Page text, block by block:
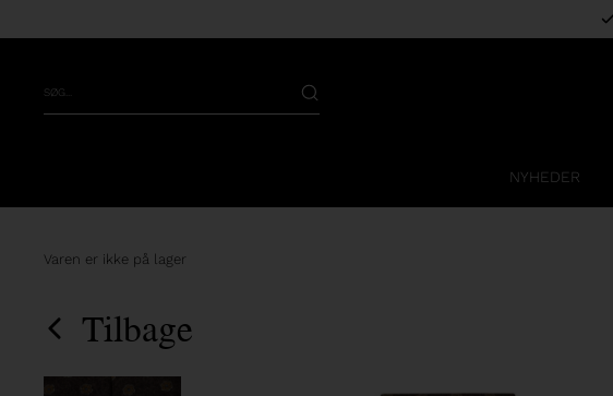
NYHEDER
Varen er ikke på lager
Tilbage